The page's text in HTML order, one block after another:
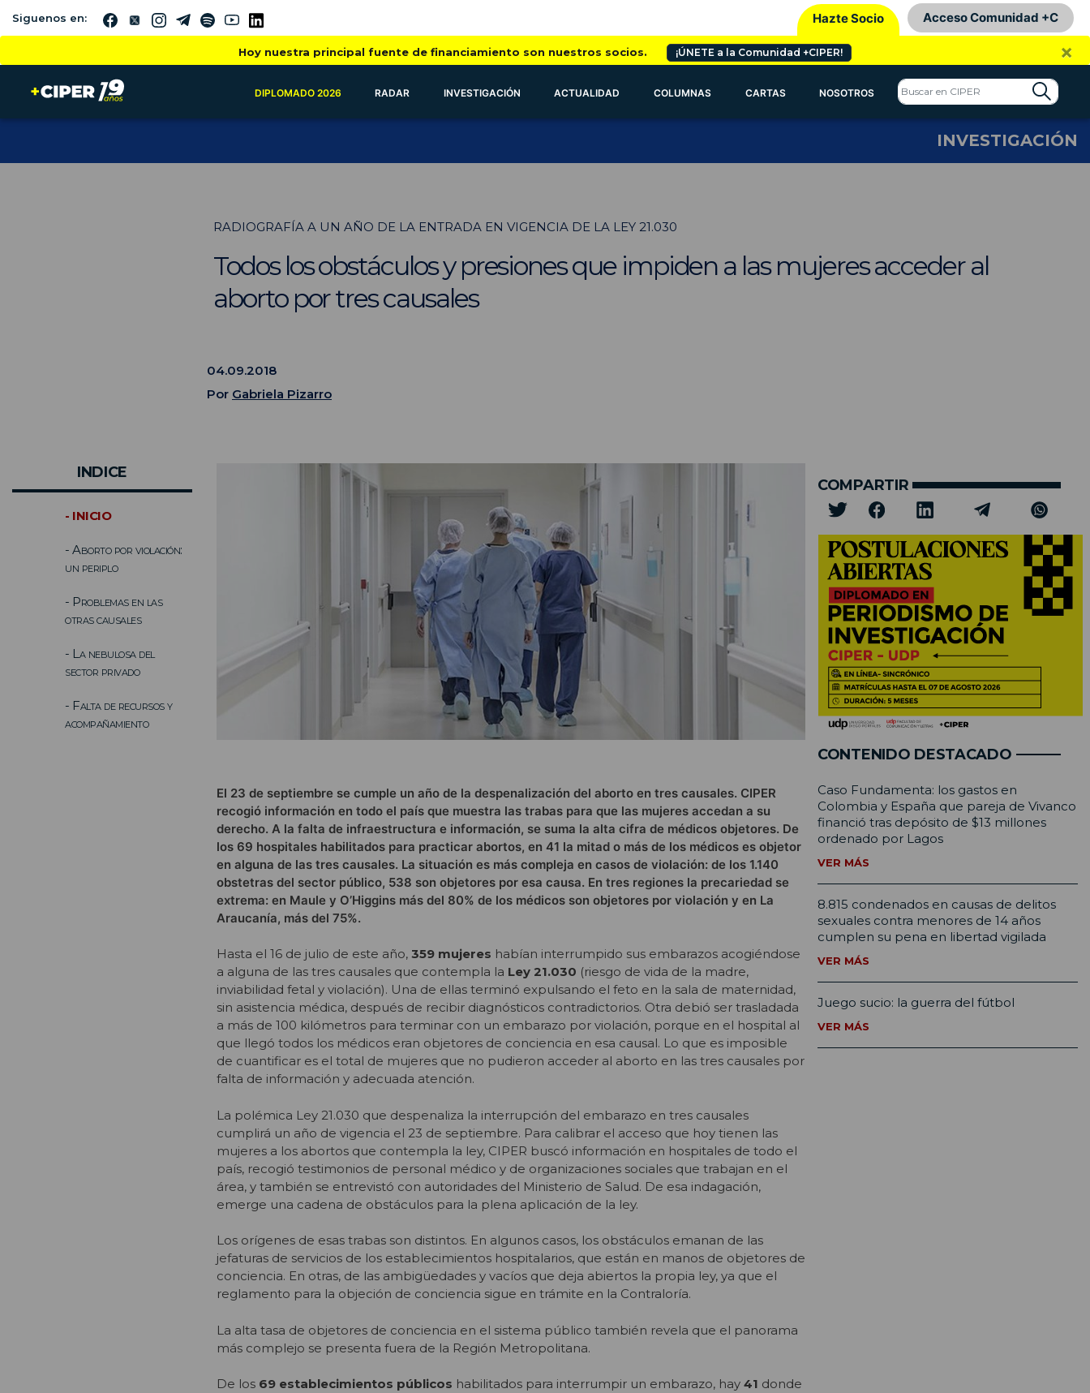
Siguenos en: Hazte Socio Acceso Comunidad +C
Hoy nuestra principal fuente de financiamiento son nuestros socios. ¡ÚNETE a la Comunidad +CIPER! ×
DIPLOMADO 2026 RADAR INVESTIGACIÓN ACTUALIDAD COLUMNAS CARTAS NOSOTROS
INVESTIGACIÓN
RADIOGRAFÍA A UN AÑO DE LA ENTRADA EN VIGENCIA DE LA LEY 21.030
Todos los obstáculos y presiones que impiden a las mujeres acceder al
aborto por tres causales
04.09.2018
Por Gabriela Pizarro
INDICE
- INICIO
- Aborto por violación:
un periplo
- Problemas en las
otras causales
- La nebulosa del
sector privado
- Falta de recursos y
acompañamiento
El 23 de septiembre se cumple un año de la despenalización del aborto en tres causales. CIPER
recogió información en todo el país que muestra las trabas para que las mujeres accedan a su
derecho. A la falta de infraestructura e información, se suma la alta cifra de médicos objetores. De
los 69 hospitales habilitados para practicar abortos, en 41 la mitad o más de los médicos es objetor
en alguna de las tres causales. La situación es más compleja en casos de violación: de los 1.140
obstetras del sector público, 538 son objetores por esa causa. En tres regiones la precariedad se
extrema: en Maule y O’Higgins más del 80% de los médicos son objetores por violación y en La
Araucanía, más del 75%.
Hasta el 16 de julio de este año, 359 mujeres habían interrumpido sus embarazos acogiéndose
a alguna de las tres causales que contempla la Ley 21.030 (riesgo de vida de la madre,
inviabilidad fetal y violación). Una de ellas terminó expulsando el feto en la sala de maternidad,
sin asistencia médica, después de recibir diagnósticos contradictorios. Otra debió ser trasladada
a más de 100 kilómetros para terminar con un embarazo por violación, porque en el hospital al
que llegó todos los médicos eran objetores de conciencia en esa causal. Lo que es imposible
de cuantificar es el total de mujeres que no pudieron acceder al aborto en las tres causales por
falta de información y adecuada atención.
La polémica Ley 21.030 que despenaliza la interrupción del embarazo en tres causales
cumplirá un año de vigencia el 23 de septiembre. Para calibrar el acceso que hoy tienen las
mujeres a los abortos que contempla la ley, CIPER buscó información en hospitales de todo el
país, recogió testimonios de personal médico y de organizaciones sociales que trabajan en el
área, y también se entrevistó con autoridades del Ministerio de Salud. De esa indagación,
emerge una cadena de obstáculos para la plena aplicación de la ley.
Los orígenes de esas trabas son distintos. En algunos casos, los obstáculos emanan de las
jefaturas de servicios de los establecimientos hospitalarios, que están en manos de objetores de
conciencia. En otras, de las ambigüedades y vacíos que deja abiertos la propia ley, ya que el
reglamento para la objeción de conciencia sigue en trámite en la Contraloría.
La alta tasa de objetores de conciencia en el sistema público también revela que el panorama
más complejo se presenta fuera de la Región Metropolitana.
De los 69 establecimientos públicos habilitados para interrumpir un embarazo, hay 41 donde
COMPARTIR
CONTENIDO DESTACADO
Caso Fundamenta: los gastos en
Colombia y España que pareja de Vivanco
financió tras depósito de $13 millones
ordenado por Lagos
VER MÁS
8.815 condenados en causas de delitos
sexuales contra menores de 14 años
cumplen su pena en libertad vigilada
VER MÁS
Juego sucio: la guerra del fútbol
VER MÁS